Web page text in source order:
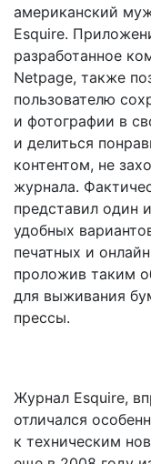
американский
Esquire.
разработанное
Netpage, также
пользователю
и фотографии в
и делиться
контентом, не
журнала.
представил один
удобных
печатных и
проложив таким
для выживания
прессы.
Журнал Esquire,
отличался
к техническим